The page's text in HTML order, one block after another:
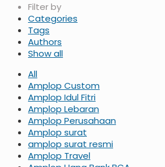
Filter by
Categories
Tags
Authors
Show all
All
Amplop Custom
Amplop Idul Fitri
Amplop Lebaran
Amplop Perusahaan
Amplop surat
amplop surat resmi
Amplop Travel